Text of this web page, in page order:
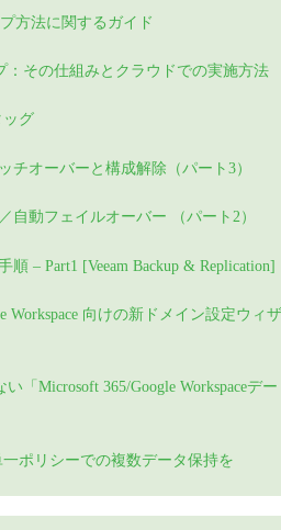
方法に関するガイド
：その仕組みとクラウドでの実施方法
ッグ
チオーバーと構成解除（パート3）
自動フェイルオーバー （パート2）
順 – Part1 [Veeam Backup & Replication]
Workspace 向けの新ドメイン設定ウィザ
「Microsoft 365/Google Workspaceデー
ポリシーでの複数データ保持を